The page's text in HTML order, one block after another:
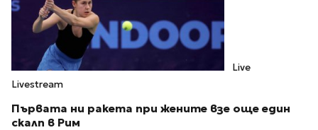
Live
Livestream
Първата ни ракета при жените взе още един
скалп в Рим